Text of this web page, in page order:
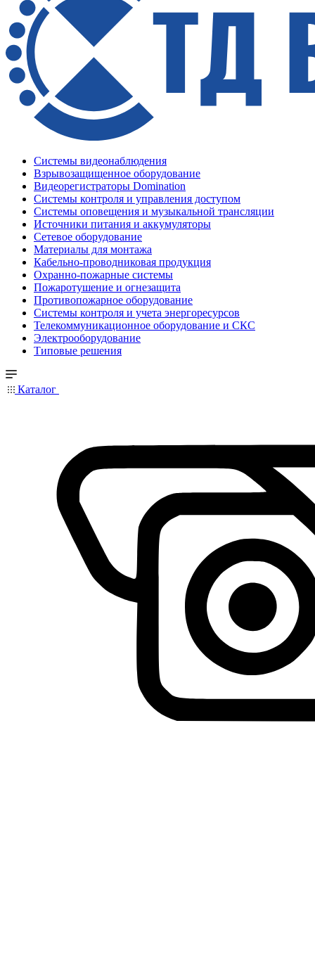
Системы видеонаблюдения
Взрывозащищенное оборудование
Видеорегистраторы Domination
Системы контроля и управления доступом
Системы оповещения и музыкальной трансляции
Источники питания и аккумуляторы
Сетевое оборудование
Материалы для монтажа
Кабельно-проводниковая продукция
Охранно-пожарные системы
Пожаротушение и огнезащита
Противопожарное оборудование
Системы контроля и учета энергоресурсов
Телекоммуникационное оборудование и СКС
Электрооборудование
Типовые решения
Каталог